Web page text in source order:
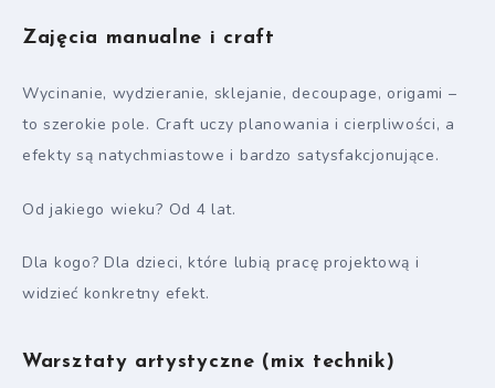
Zajęcia manualne i craft
Wycinanie, wydzieranie, sklejanie, decoupage, origami –
to szerokie pole. Craft uczy planowania i cierpliwości, a
efekty są natychmiastowe i bardzo satysfakcjonujące.
Od jakiego wieku? Od 4 lat.
Dla kogo? Dla dzieci, które lubią pracę projektową i
widzieć konkretny efekt.
Warsztaty artystyczne (mix technik)